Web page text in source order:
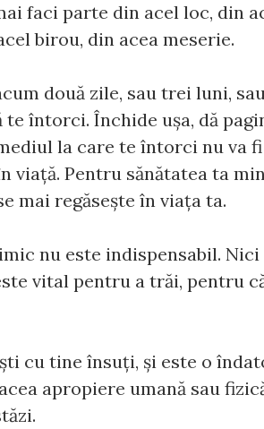
faci parte din acel loc, din
birou, din acea meserie.
două zile, sau trei luni,
întorci. Închide uşa, dă
la care te întorci nu va
viaţă. Pentru sănătatea ta
mai regăseşte în viaţa ta.
nu este indispensabil. Nici
vital pentru a trăi, pentru
cu tine însuţi, şi este o
apropiere umană sau